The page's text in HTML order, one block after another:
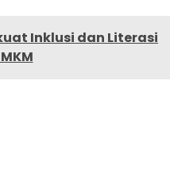
Inklusi dan Literasi